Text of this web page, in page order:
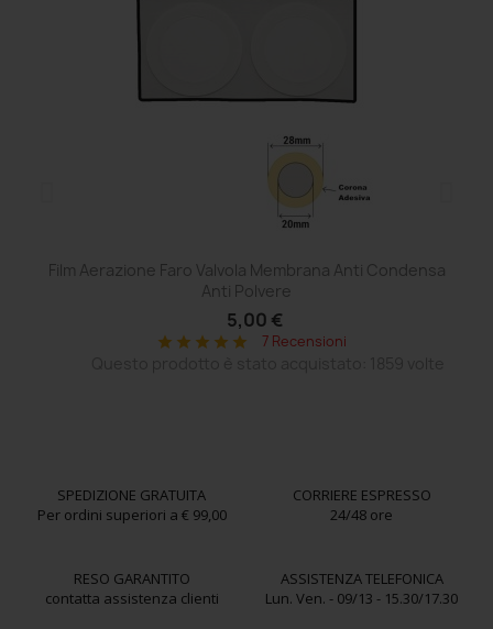
Film Aerazione Faro Valvola Membrana Anti Condensa
Anti Polvere
5,00 €
star star star star star 7 Recensioni
SPEDIZIONE GRATUITA
Per ordini superiori a € 99,00
CORRIERE ESPRESSO
24/48 ore
RESO GARANTITO
contatta assistenza clienti
ASSISTENZA TELEFONICA
Lun. Ven. - 09/13 - 15.30/17.30